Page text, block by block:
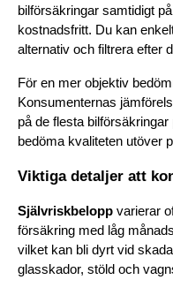
bilförsäkringar samtidigt
kostnadsfritt. Du kan
alternativ och filtrera efter
För en mer objektiv
Konsumenternas
på de flesta
bedöma kvaliteten utöver
Viktiga detaljer att
Självriskbelopp varierar
försäkring med låg
vilket kan bli dyrt vid
glasskador, stöld och